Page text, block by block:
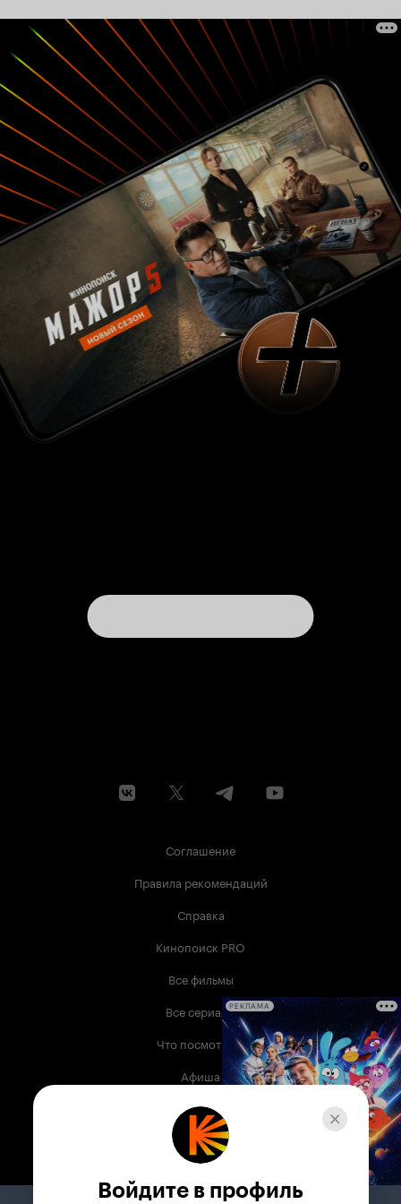
заменив персонажа Суэйзи - Бодхи. Однако
Дизель не всесилен и не смог скрыть за своей
могучей спиной целый воз ляпов, картона и
глянца, выпирающего из пиджишного нутра
фильма Роба Коэна. Примитивные
подростковые диалоги и соответствующие
второстепенные персонажи не дают забыть о
том, что дело происходит не в реальном мире,
а в gta-пародии на него. Модный саундтрек не
в силах скрыть отсутствие если не детективной
линии, то какой-то интриги. Ведь здесь, как и в
«На гребне волны», подозрение сначала
падает на плохих парней и лишь потом
полицейский начинает раскручивать своих
«друзей», но у Бигелоу это было сделано в
разы грамотнее и достовернее. Да и вообще,
авторы по ходу дела потеряли всю глубину и
философию «Point Break»,
сконцентрировавшись на поверхностных
элементах. Коэн проиграл и Миллеру,
безуспешно пытаясь повторить тот дорожный
накал и драйв, коим славится «Воин дороги» -
сказалась и нереалистичность происходящего
и существенные ограничения в бюджете.
Однако нужно признать, что отдельные трюки
вроде проезда легкового авто под грузовиком
или финального твиста масл-кара
«1981» и «1991» написаны как раз на
упомянутые здесь «Безумный Макс-2» и «На
Соглашение
Правила рекомендаций
Справка
Кинопоиск PRO
Все фильмы
Все сериалы
Что посмотреть
Афиша
Музыка
Телепрограмма
РЕКЛАМА
Войдите в профиль